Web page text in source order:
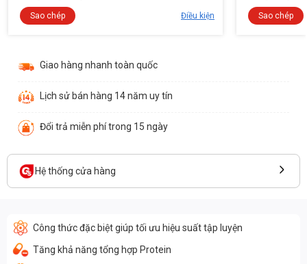
Sao chép Điều kiện Sao chép
Giao hàng nhanh toàn quốc
Lịch sử bán hàng 14 năm uy tín
Đổi trả miễn phí trong 15 ngày
Hệ thống cửa hàng
Công thức đặc biệt giúp tối ưu hiệu suất tập luyện
Tăng khả năng tổng hợp Protein